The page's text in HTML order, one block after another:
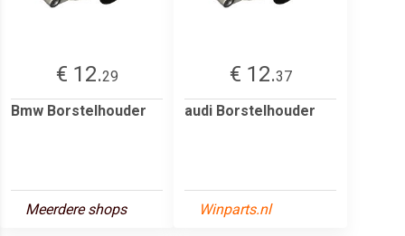
€ 12.29
Bmw Borstelhouder
Meerdere shops
€ 12.37
audi Borstelhouder
Winparts.nl